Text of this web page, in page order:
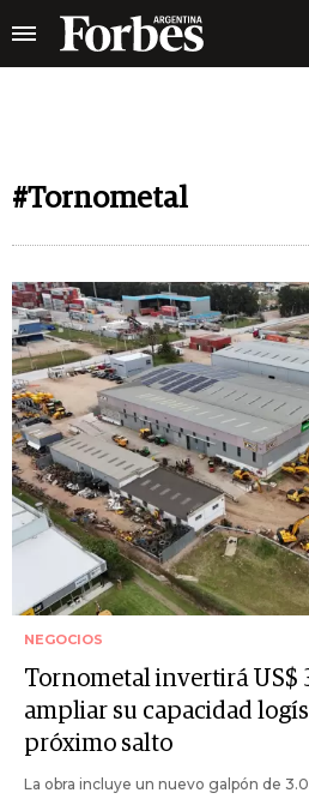
#Tornometal
NEGOCIOS
Tornometal invertirá US$
ampliar su capacidad
próximo salto
La obra incluye un nuevo galpón de